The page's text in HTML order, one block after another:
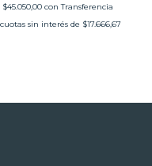
$45.050,00 con Transferencia
cuotas sin interés de $17.666,67